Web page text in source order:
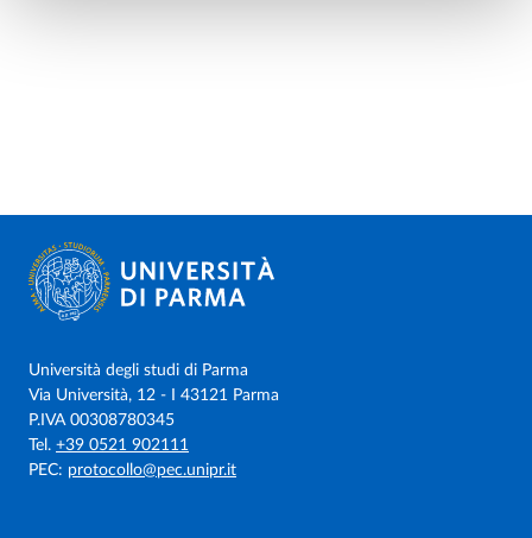
Università degli studi di Parma
Via Università, 12 - I 43121 Parma
P.IVA 00308780345
Tel. +39 0521 902111
PEC: protocollo@pec.unipr.it